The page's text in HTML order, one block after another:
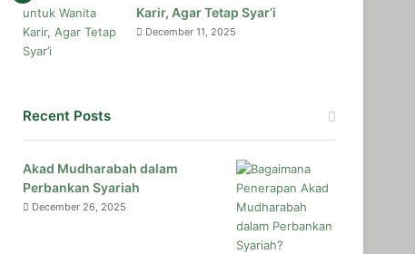
Karir, Agar Tetap Syar’i
December 11, 2025
Recent Posts
Akad Mudharabah dalam
Perbankan Syariah
December 26, 2025